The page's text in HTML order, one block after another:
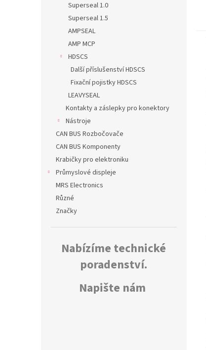
Superseal 1.0
Superseal 1.5
AMPSEAL
AMP MCP
HDSCS
Další příslušenství HDSCS
Fixační pojistky HDSCS
LEAVYSEAL
Kontakty a záslepky pro konektory
Nástroje
CAN BUS Rozbočovače
CAN BUS Komponenty
Krabičky pro elektroniku
Průmyslové displeje
MRS Electronics
Různé
Značky
Nabízíme technické
poradenství.
Napište nám